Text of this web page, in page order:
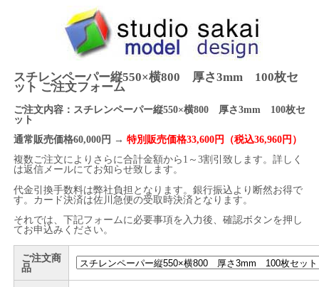
スチレンペーパー縦550×横800 厚さ3mm 100枚セ
ット ご注文フォーム
ご注文内容：スチレンペーパー縦550×横800 厚さ3mm 100枚セ
ット
通常販売価格60,000円 → 特別販売価格33,600円（税込36,960円）
複数ご注文によりさらに合計金額から1～3割引致します。詳しく
は返信メールにてお知らせ致します。
代金引換手数料は弊社負担となります。銀行振込より断然お得で
す。カード決済は佐川急便の受取時決済となります。
それでは、下記フォームに必要事項を入力後、確認ボタンを押し
てお申込みください。
ご注文商
品